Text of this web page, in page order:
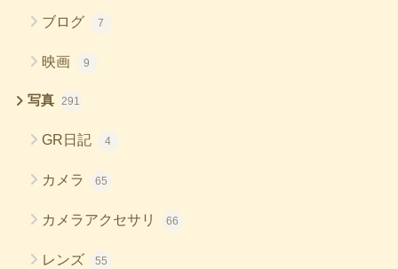
ブログ 7
映画 9
写真 291
GR日記 4
カメラ 65
カメラアクセサリ 66
レンズ 55